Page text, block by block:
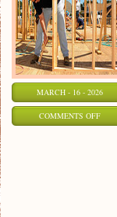
MARCH - 16 - 2026
COMMENTS OFFON